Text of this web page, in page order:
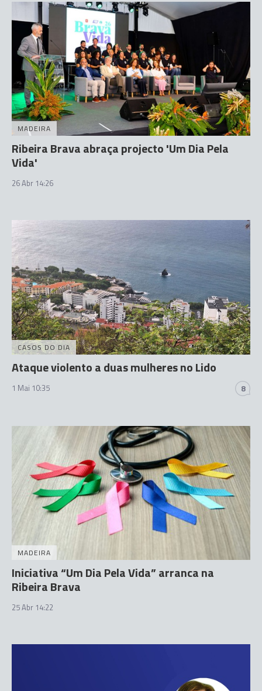
MADEIRA
Ribeira Brava abraça projecto 'Um Dia Pela
Vida'
26 Abr 14:26
CASOS DO DIA
Ataque violento a duas mulheres no Lido
1 Mai 10:35 8
MADEIRA
Iniciativa “Um Dia Pela Vida” arranca na
Ribeira Brava
25 Abr 14:22